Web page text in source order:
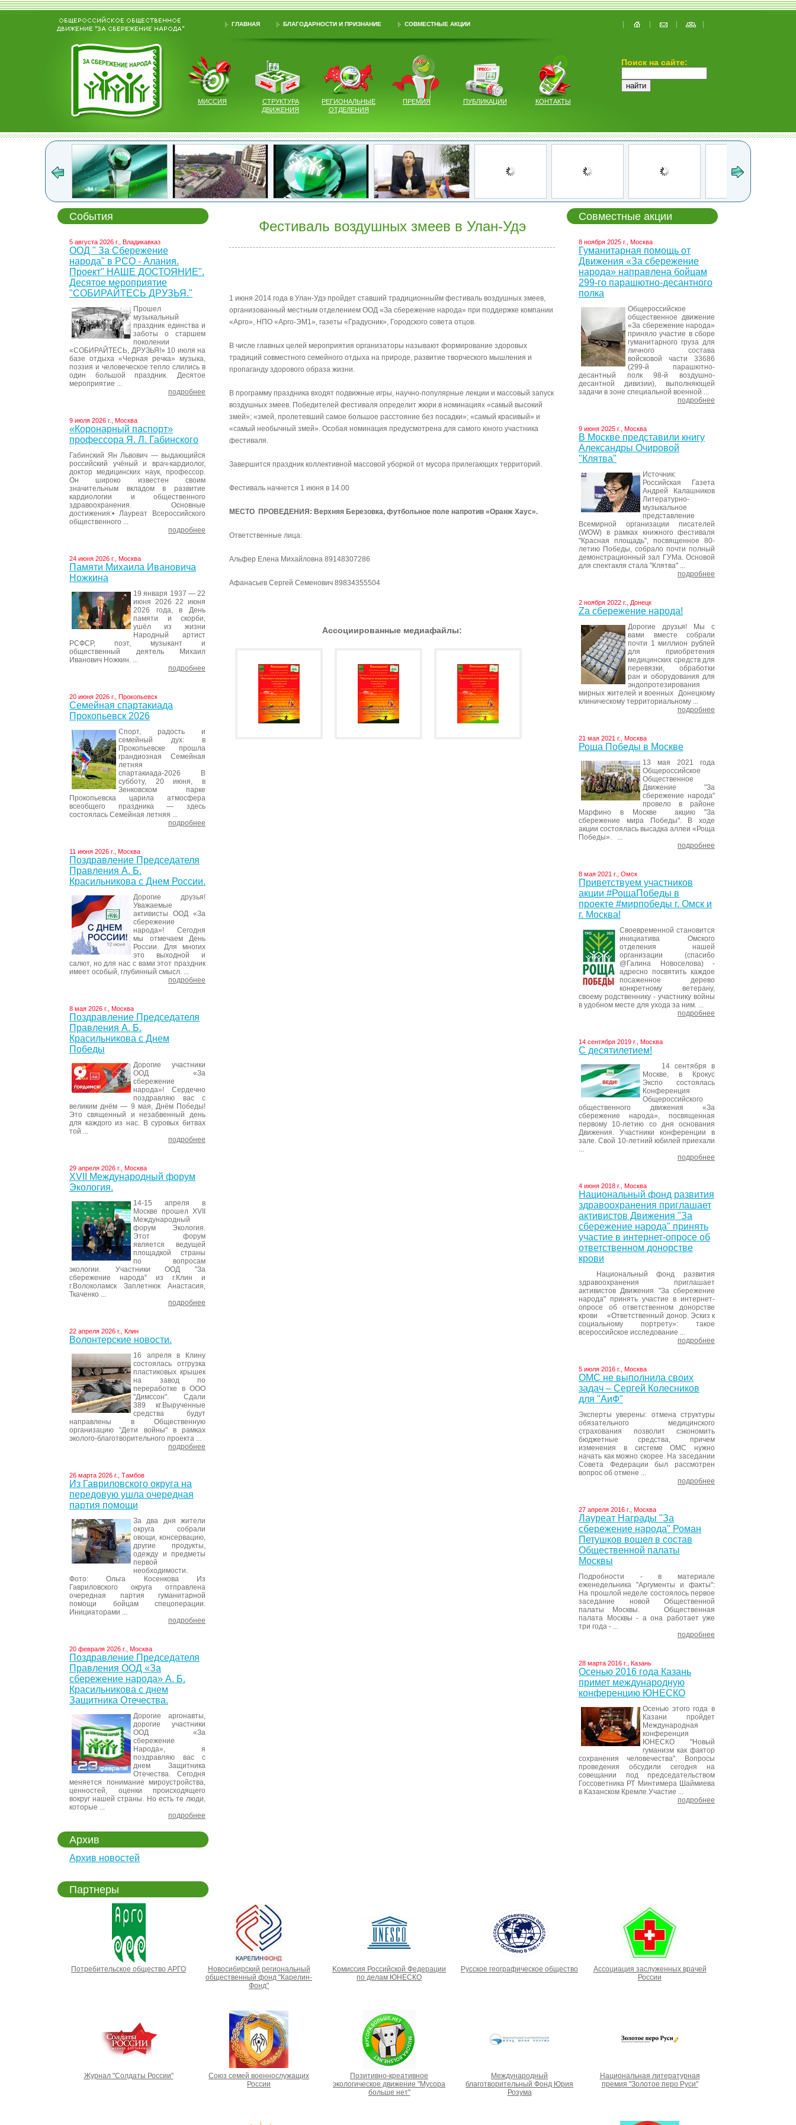
ГЛАВНАЯ БЛАГОДАРНОСТИ И ПРИЗНАНИЕ СОВМЕСТНЫЕ АКЦИИ
МИССИЯ
СТРУКТУРА
ДВИЖЕНИЯ
РЕГИОНАЛЬНЫЕ
ОТДЕЛЕНИЯ
ПРЕМИЯ ПУБЛИКАЦИИ КОНТАКТЫ
Поиск на сайте:
События
5 августа 2026 г., Владикавказ
ООД " За Сбережение
народа" в РСО - Алания.
Проект" НАШЕ ДОСТОЯНИЕ".
Десятое мероприятие
"СОБИРАЙТЕСЬ ДРУЗЬЯ."
Прошел
музыкальный
праздник единства и
заботы о старшем
поколении
«СОБИРАЙТЕСЬ, ДРУЗЬЯ!» 10 июля на
базе отдыха «Черная речка» музыка,
поэзия и человеческое тепло слились в
один большой праздник. Десятое
мероприятие ...
подробнее
9 июля 2026 г., Москва
«Коронарный паспорт»
профессора Я. Л. Габинского
Габинский Ян Львович — выдающийся
российский учёный и врач-кардиолог,
доктор медицинских наук, профессор.
Он широко известен своим
значительным вкладом в развитие
кардиологии и общественного
здравоохранения. Основные
достижения:• Лауреат Всероссийского
общественного ...
подробнее
24 июня 2026 г., Москва
Памяти Михаила Ивановича
Ножкина
19 января 1937 — 22
июня 2026 22 июня
2026 года, в День
памяти и скорби,
ушёл из жизни
Народный артист
РСФСР, поэт, музыкант и
общественный деятель Михаил
Иванович Ножкин. ...
подробнее
20 июня 2026 г., Прокопьевск
Семейная спартакиада
Прокопьевск 2026
Спорт, радость и
семейный дух: в
Прокопьевске прошла
грандиозная Семейная
летняя
спартакиада-2026 В
субботу, 20 июня, в
Зенковском парке
Прокопьевска царила атмосфера
всеобщего праздника — здесь
состоялась Семейная летняя ...
подробнее
11 июня 2026 г., Москва
Поздравление Председателя
Правления А. Б.
Красильникова с Днем России.
Дорогие друзья!
Уважаемые
активисты ООД «За
сбережение
народа»! Сегодня
мы отмечаем День
России. Для многих
это выходной и
салют, но для нас с вами этот праздник
имеет особый, глубинный смысл. ...
подробнее
8 мая 2026 г., Москва
Поздравление Председателя
Правления А. Б.
Красильникова с Днем
Победы
Дорогие участники
ООД «За
сбережение
народа»! Сердечно
поздравляю вас с
великим днём — 9 мая, Днём Победы!
Это священный и незабвенный день
для каждого из нас. В суровых битвах
той ...
подробнее
29 апреля 2026 г., Москва
XVII Международный форум
Экология.
14-15 апреля в
Москве прошел XVII
Международный
форум Экология.
Этот форум
является ведущей
площадкой страны
по вопросам
экологии. Участники ООД "За
сбережение народа" из г.Клин и
г.Волоколамск Заплетнюк Анастасия,
Ткаченко ...
подробнее
22 апреля 2026 г., Клин
Волонтерские новости.
16 апреля в Клину
состоялась отгрузка
пластиковых крышек
на завод по
переработке в ООО
"Димссон". Сдали
389 кг.Вырученные
средства будут
направлены в Общественную
организацию "Дети войны" в рамках
эколого-благотворительного проекта ...
подробнее
26 марта 2026 г., Тамбов
Из Гавриловского округа на
передовую ушла очередная
партия помощи
За два дня жители
округа собрали
овощи, консервацию,
другие продукты,
одежду и предметы
первой
необходимости.
Фото: Ольга Косенкова Из
Гавриловского округа отправлена
очередная партия гуманитарной
помощи бойцам спецоперации.
Инициаторами ...
подробнее
20 февраля 2026 г., Москва
Поздравление Председателя
Правления ООД «За
сбережение народа» А. Б.
Красильникова с днем
Защитника Отечества.
Дорогие аргонавты,
дорогие участники
ООД «За
сбережение
Народа», я
поздравляю вас с
днем Защитника
Отечества. Сегодня
меняется понимание мироустройства,
ценностей, оценки происходящего
вокруг нашей страны. Но есть те люди,
которые ...
подробнее
Архив
Архив новостей
Фестиваль воздушных змеев в Улан-Удэ
1 июня 2014 года в Улан-Удэ пройдет ставший традиционныйм фестиваль воздушных змеев,
организованный местным отделением ООД «За сбережение народа» при поддержке компании
«Арго», НПО «Арго-ЭМ1», газеты «Градусник», Городского совета отцов.
В числе главных целей мероприятия организаторы называют формирование здоровых
традиций совместного семейного отдыха на природе, развитие творческого мышления и
пропаганду здорового образа жизни.
В программу праздника входят подвижные игры, научно-популярные лекции и массовый запуск
воздушных змеев. Победителей фестиваля определит жюри в номинациях «самый высокий
змей»; «змей, пролетевший самое большое расстояние без посадки»; «самый красивый» и
«самый необычный змей». Особая номинация предусмотрена для самого юного участника
фестиваля.
Завершится праздник коллективной массовой уборкой от мусора прилегающих территорий.
Фестиваль начнется 1 июня в 14.00
МЕСТО ПРОВЕДЕНИЯ: Верхняя Березовка, футбольное поле напротив «Оранж Хаус».
Ответственные лица:
Альфер Елена Михайловна 89148307286
Афанасьев Сергей Семенович 89834355504
Ассоциированные медиафайлы:
Совместные акции
8 ноября 2025 г., Москва
Гуманитарная помощь от
Движения «За сбережение
народа» направлена бойцам
299-го парашютно-десантного
полка
Общероссийское
общественное движение
«За сбережение народа»
приняло участие в сборе
гуманитарного груза для
личного состава
войсковой части 33686
(299-й парашютно-
десантный полк 98-й воздушно-
десантной дивизии), выполняющей
задачи в зоне специальной военной ...
подробнее
9 июня 2025 г., Москва
В Москве представили книгу
Александры Очировой
"Клятва"
Источник:
Российская Газета
Андрей Калашников
Литературно-
музыкальное
представление
Всемирной организации писателей
(WOW) в рамках книжного фестиваля
"Красная площадь", посвященное 80-
летию Победы, собрало почти полный
демонстрационный зал ГУМа. Основой
для спектакля стала "Клятва" ...
подробнее
2 ноября 2022 г., Донецк
Za сбережение народа!
Дорогие друзья! Мы с
вами вместе собрали
почти 1 миллион рублей
для приобретения
медицинских средств для
перевязки, обработки
ран и оборудования для
эндопротезирования
мирных жителей и военных Донецкому
клиническому территориальному ...
подробнее
21 мая 2021 г., Москва
Роща Победы в Москве
13 мая 2021 года
Общероссийское
Общественное
Движение "За
сбережение народа"
провело в районе
Марфино в Москве акцию "За
сбережение мира Победы". В ходе
акции состоялась высадка аллеи «Роща
Победы». ...
подробнее
8 мая 2021 г., Омск
Приветствуем участников
акции #РощаПобеды в
проекте #мирпобеды г. Омск и
г. Москва!
Своевременной становится
инициатива Омского
отделения нашей
организации (спасибо
@Галина Новоселова) -
адресно посвятить каждое
посаженное дерево
конкретному ветерану,
своему родственнику - участнику войны
в удобном месте для ухода за ним. ...
подробнее
14 сентября 2019 г., Москва
С десятилетием!
14 сентября в
Москве, в Крокус
Экспо состоялась
Конференция
Общероссийского
общественного движения «За
сбережение народа», посвященная
первому 10-летию со дня основания
Движения. Участники конференции в
зале. Свой 10-летний юбилей приехали
...
подробнее
4 июня 2018 г., Москва
Национальный фонд развития
здравоохранения приглашает
активистов Движения "За
сбережение народа" принять
участие в интернет-опросе об
ответственном донорстве
крови
Национальный фонд развития
здравоохранения приглашает
активистов Движения "За сбережение
народа" принять участие в интернет-
опросе об ответственном донорстве
крови «Ответственный донор. Эскиз к
социальному портрету»: такое
всероссийское исследование ...
подробнее
5 июля 2016 г., Москва
ОМС не выполнила своих
задач – Сергей Колесников
для "АиФ"
Эксперты уверены: отмена структуры
обязательного медицинского
страхования позволит сэкономить
бюджетные средства, причем
изменения в системе ОМС нужно
начать как можно скорее. На заседании
Совета Федерации был рассмотрен
вопрос об отмене ...
подробнее
27 апреля 2016 г., Москва
Лауреат Награды "За
сбережение народа" Роман
Петушков вошел в состав
Общественной палаты
Москвы
Подробности - в материале
еженедельника "Аргументы и факты":
На прошлой неделе состоялось первое
заседание новой Общественной
палаты Москвы. Общественная
палата Москвы - а она работает уже
три года - ...
подробнее
28 марта 2016 г., Казань
Осенью 2016 года Казань
примет международную
конференцию ЮНЕСКО
Осенью этого года в
Казани пройдет
Международная
конференция
ЮНЕСКО "Новый
гуманизм как фактор
сохранения человечества". Вопросы
проведения обсудили сегодня на
совещании под председательством
Госсоветника РТ Минтимера Шаймиева
в Казанском Кремле.Участие ...
подробнее
Партнеры
Потребительское общество АРГО
Новосибирский региональный
общественный фонд "Карелин-
Фонд"
Kомиссия Российской Федерации
по делам ЮНЕСКО
Русское географическое общество
Ассоциация заслуженных врачей
России
Журнал "Солдаты России"
Союз семей военнослужащих
России
Позитивно-креативное
экологическое движение "Мусора
больше нет"
Международный
благотворительный Фонд Юрия
Розума
Национальная литературная
премия "Золотое перо Руси"